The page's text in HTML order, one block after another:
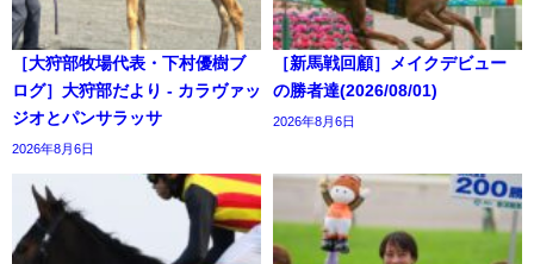
［大狩部牧場代表・下村優樹ブ
ログ］大狩部だより - カラヴァッ
ジオとパンサラッサ
2026年8月6日
［新馬戦回顧］メイクデビュー
の勝者達(2026/08/01)
2026年8月6日